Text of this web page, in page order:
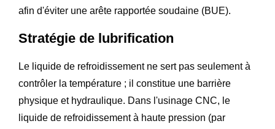
afin d'éviter une arête rapportée soudaine (BUE).
Stratégie de lubrification
Le liquide de refroidissement ne sert pas seulement à
contrôler la température ; il constitue une barrière
physique et hydraulique. Dans l'usinage CNC, le
liquide de refroidissement à haute pression (par